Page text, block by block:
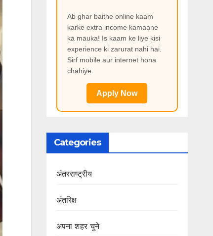
Ab ghar baithe online kaam
karke extra income kamaane
ka mauka! Is kaam ke liye kisi
experience ki zarurat nahi hai.
Sirf mobile aur internet hona
chahiye.
Apply Now
Categories
अंतरराष्ट्रीय
अंतरिक्ष
अपना शहर चुने